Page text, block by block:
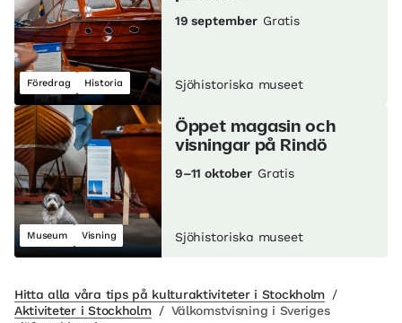
Föredrag Historia
19 september Gratis
Sjöhistoriska museet
Museum Visning
Öppet magasin och
visningar på Rindö
9–11 oktober Gratis
Sjöhistoriska museet
Hitta alla våra tips på kulturaktiviteter i Stockholm /
Aktiviteter i Stockholm / Välkomstvisning i Sveriges